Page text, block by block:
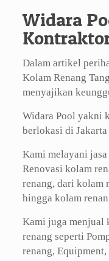
Widara
Dalam artikel
Kolam Renang
menyajikan
Widara Pool yakni
berlokasi di Jakarta
Kami melayani
Renovasi kolam
renang, dari kolam
hingga kolam
Kami juga menjual
renang seperti
renang,